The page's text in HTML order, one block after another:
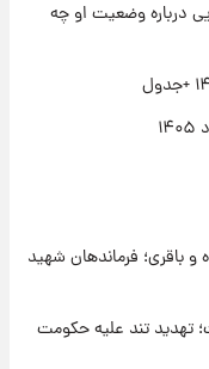
درباره وضعیت او چه
باقری؛ فرماندهان شهید
تهدید تند علیه حکومت